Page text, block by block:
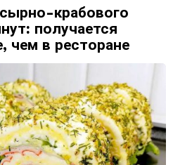
крабового
получается
чем в ресторане